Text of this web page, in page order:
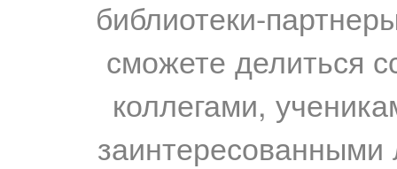
библиотеки-
сможете делиться
коллегами,